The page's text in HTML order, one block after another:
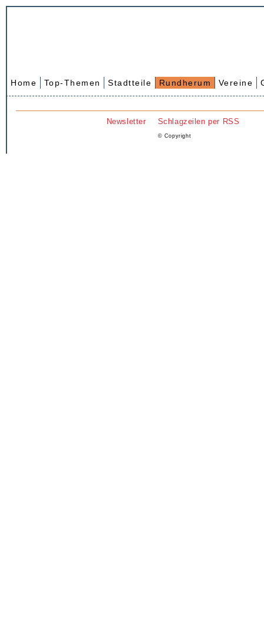
Home Top-Themen Stadtteile Rundherum Vereine
Newsletter Schlagzeilen per RSS
© Copyright